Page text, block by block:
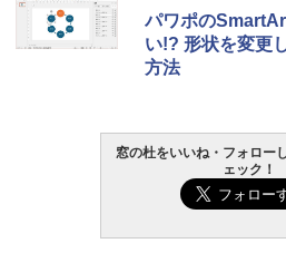
パワポの
い!? 形状を変更
方法
窓の杜をいいね・フォロー
ェック！